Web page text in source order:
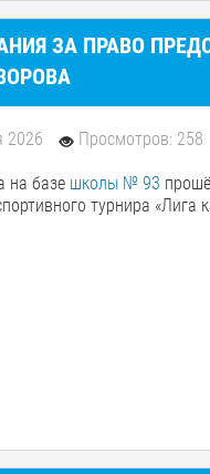
ЗА ПРАВО
2026 Просмотров: 258
на базе школы № 93
турнира «Лига